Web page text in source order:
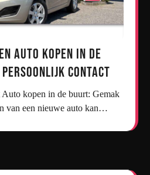
Auto Kopen in de
Persoonlijk Contact
van een nieuwe auto kan…